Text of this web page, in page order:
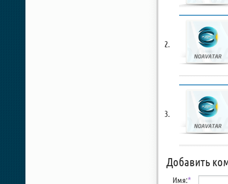
Добавить
Имя:*